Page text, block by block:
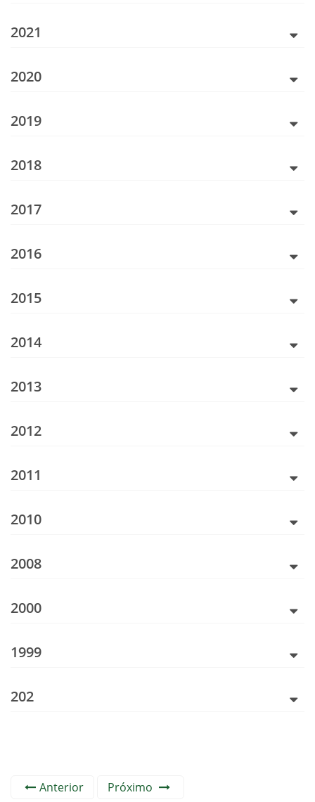
2021
2020
2019
2018
2017
2016
2015
2014
2013
2012
2011
2010
2008
2000
1999
202
Anterior Próximo